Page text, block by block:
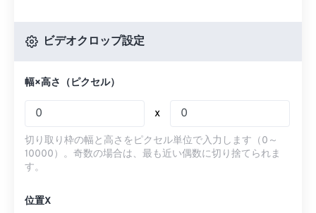
ビデオクロップ設定
幅×高さ（ピクセル）
x
切り取り枠の幅と高さをピクセル単位で入力します（0～
10000）。奇数の場合は、最も近い偶数に切り捨てられま
す。
位置X